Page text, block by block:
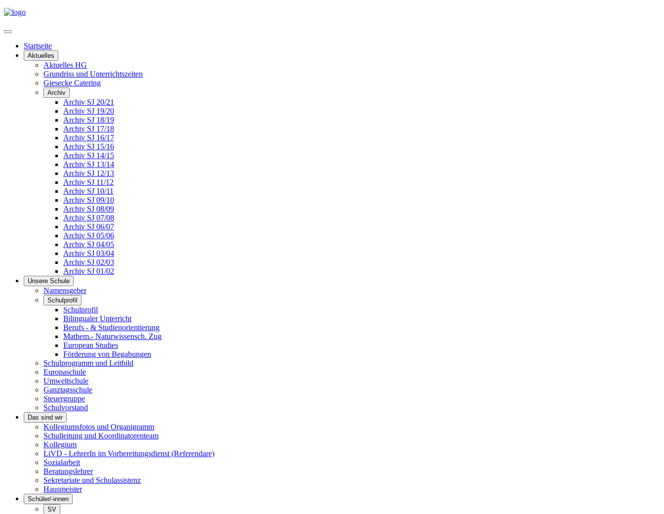
Startseite
Aktuelles
Aktuelles HG
Grundriss und Unterrichtszeiten
Giesecke Catering
Archiv
Archiv SJ 20/21
Archiv SJ 19/20
Archiv SJ 18/19
Archiv SJ 17/18
Archiv SJ 16/17
Archiv SJ 15/16
Archiv SJ 14/15
Archiv SJ 13/14
Archiv SJ 12/13
Archiv SJ 11/12
Archiv SJ 10/11
Archiv SJ 09/10
Archiv SJ 08/09
Archiv SJ 07/08
Archiv SJ 06/07
Archiv SJ 05/06
Archiv SJ 04/05
Archiv SJ 03/04
Archiv SJ 02/03
Archiv SJ 01/02
Unsere Schule
Namensgeber
Schulprofil
Schulprofil
Bilingualer Unterricht
Berufs - & Studienorientierung
Mathem.- Naturwissensch. Zug
European Studies
Förderung von Begabungen
Schulprogramm und Leitbild
Europaschule
Umweltschule
Ganztagsschule
Steuergruppe
Schulvorstand
Das sind wir
Kollegiumsfotos und Organigramm
Schulleitung und Koordinatorenteam
Kollegium
LiVD - LehrerIn im Vorbereitungsdienst (Referendare)
Sozialarbeit
Beratungslehrer
Sekretariate und Schulassistenz
Hausmeister
Schüler/-innen
SV